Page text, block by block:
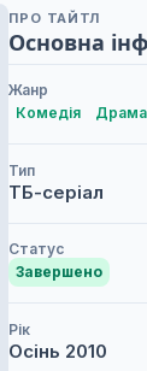
ПРО ТАЙТЛ
Основна
Жанр
Комедія
Драма
Тип
ТБ-серіал
Статус
Завершено
Рік
Осінь 2010